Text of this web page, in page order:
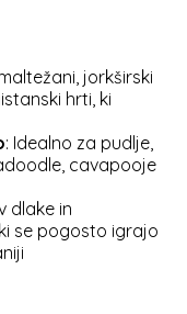
jorkširski
hrti, ki
: Idealno za pudlje,
cavapooje
dlake in
se pogosto igrajo